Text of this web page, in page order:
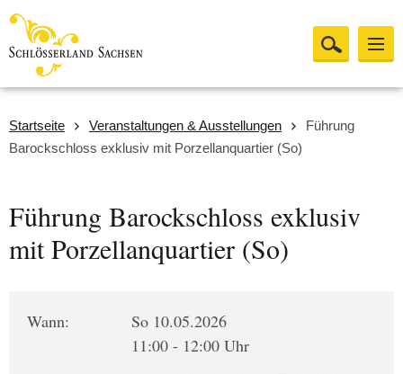
Startseite Veranstaltungen & Ausstellungen
Führung
Barockschloss exklusiv mit Porzellanquartier (So)
Führung Barockschloss exklusiv
mit Porzellanquartier (So)
Wann:
So 10.05.2026
11:00 - 12:00 Uhr